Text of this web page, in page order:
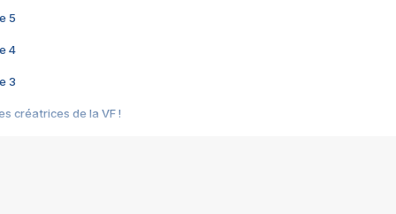
5
4
3
créatrices de la VF !